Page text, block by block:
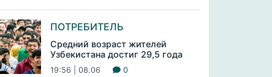
ПОТРЕБИТЕЛЬ
Средний возраст жителей
Узбекистана достиг 29,5 года
19:56 | 08.06 0